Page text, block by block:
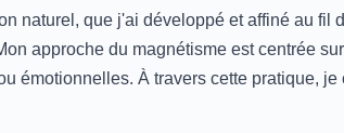
naturel, que j'ai développé et affiné au fil
approche du magnétisme est centrée
émotionnelles. À travers cette pratique, je